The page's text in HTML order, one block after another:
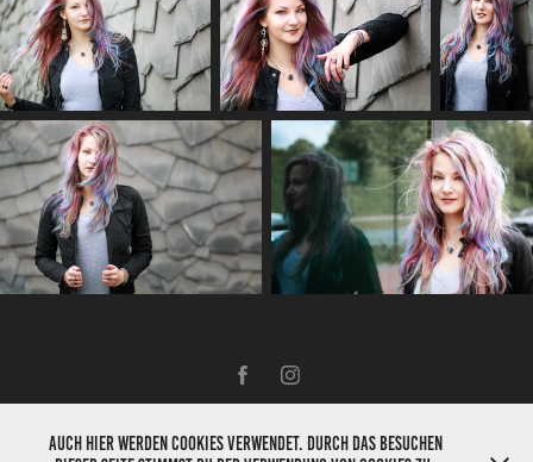
Auch hier werden Cookies verwendet. Durch das Besuchen